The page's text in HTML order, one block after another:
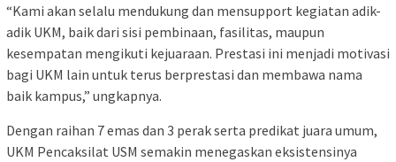
“Kami akan selalu mendukung dan mensupport kegiatan adik-
adik UKM, baik dari sisi pembinaan, fasilitas, maupun
kesempatan mengikuti kejuaraan. Prestasi ini menjadi motivasi
bagi UKM lain untuk terus berprestasi dan membawa nama
baik kampus,” ungkapnya.
Dengan raihan 7 emas dan 3 perak serta predikat juara umum,
UKM Pencaksilat USM semakin menegaskan eksistensinya